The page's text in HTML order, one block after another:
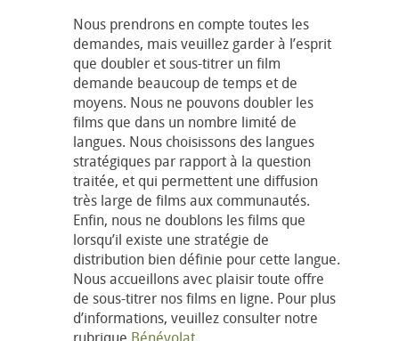
Nous prendrons en compte toutes les
demandes, mais veuillez garder à l’esprit
que doubler et sous-titrer un film
demande beaucoup de temps et de
moyens. Nous ne pouvons doubler les
films que dans un nombre limité de
langues. Nous choisissons des langues
stratégiques par rapport à la question
traitée, et qui permettent une diffusion
très large de films aux communautés.
Enfin, nous ne doublons les films que
lorsqu’il existe une stratégie de
distribution bien définie pour cette langue.
Nous accueillons avec plaisir toute offre
de sous-titrer nos films en ligne. Pour plus
d’informations, veuillez consulter notre